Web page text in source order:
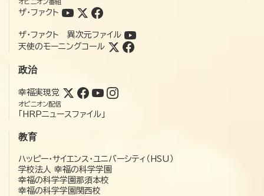
オピニオン番組
ザ・ファクト
ザ・ファクト 異次元ファイル
天使のモーニングコール
政治
幸福実現党
オピニオン配信
「HRPニュースファイル」
教育
ハッピー・サイエンス・ユニバーシティ（HSU）
学校法人 幸福の科学学園
幸福の科学学園那須本校
幸福の科学学園関西校